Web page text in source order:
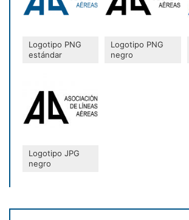
Logotipo PNG
estándar
Logotipo PNG
negro
Logotipo JPG
negro